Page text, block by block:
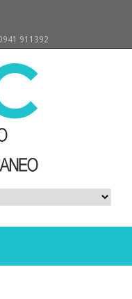
911392